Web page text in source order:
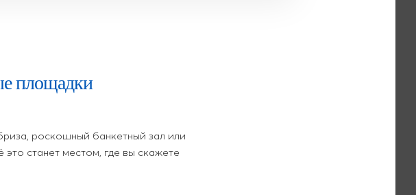
площадки
роскошный банкетный зал или
станет местом, где вы скажете